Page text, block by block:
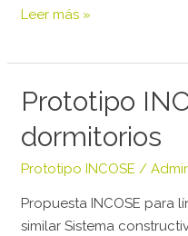
Leer más »
Prototipo
dormitorios
Prototipo INCOSE /
Propuesta INCOSE para
similar Sistema
Prototipo
3
dormitorios